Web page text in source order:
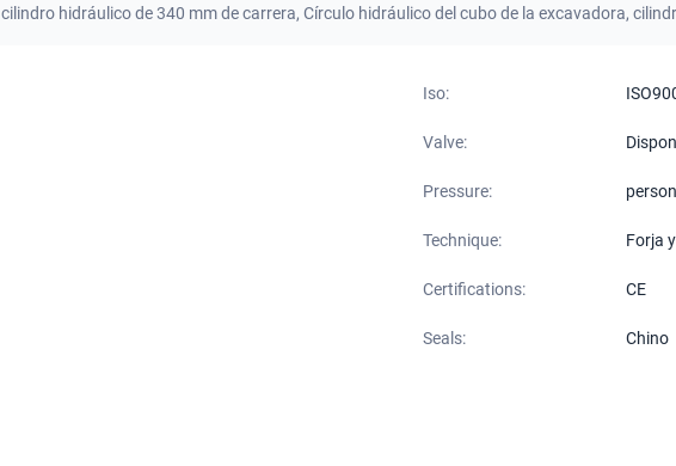
cilindro hidráulico de 340 mm de carrera, Círculo hidráulico del cubo de la excavadora,
Iso:
Valve:
Pressure:
Technique: Forja
Certifications: CE
Seals: Chino